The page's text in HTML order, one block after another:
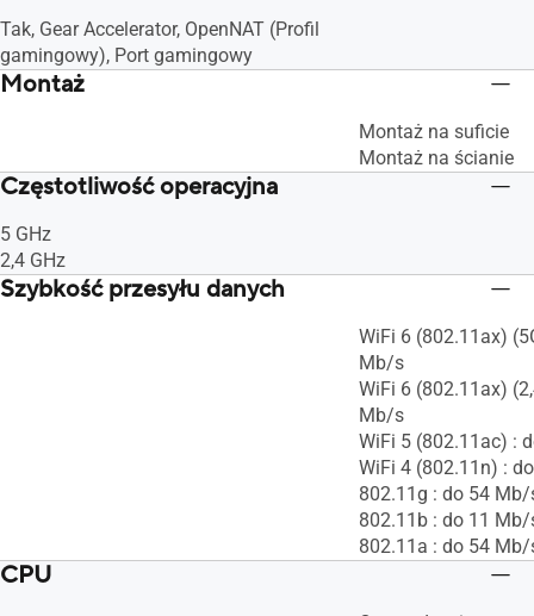
Tak, Gear Accelerator, OpenNAT (Profil
gamingowy), Port gamingowy
Montaż
Montaż na suficie
Montaż na ścianie
Częstotliwość operacyjna
5 GHz
2,4 GHz
Szybkość przesyłu danych
WiFi 6 (802.11ax)
Mb/s
WiFi 6 (802.11ax)
Mb/s
WiFi 5 (802.11ac) :
WiFi 4 (802.11n) :
802.11g : do 54 Mb/
802.11b : do 11 Mb/
802.11a : do 54 Mb/
CPU